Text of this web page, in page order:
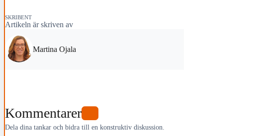
SKRIBENT
Artikeln är skriven av
Martina Ojala
Kommentarer
Dela dina tankar och bidra till en konstruktiv diskussion.